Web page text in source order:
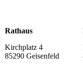
Rathaus
Kirchplatz 4
85290 Geisenfeld